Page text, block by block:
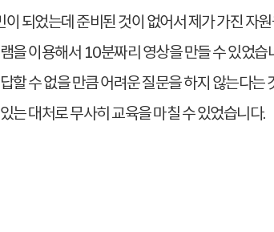
되었는데 준비된 것이 없어서 제가 가진 자
을 이용해서 10분짜리 영상을 만들 수 있었
할 수 없을 만큼 어려운 질문을 하지 않는다
는 대처로 무사히 교육을 마칠 수 있었습니다.